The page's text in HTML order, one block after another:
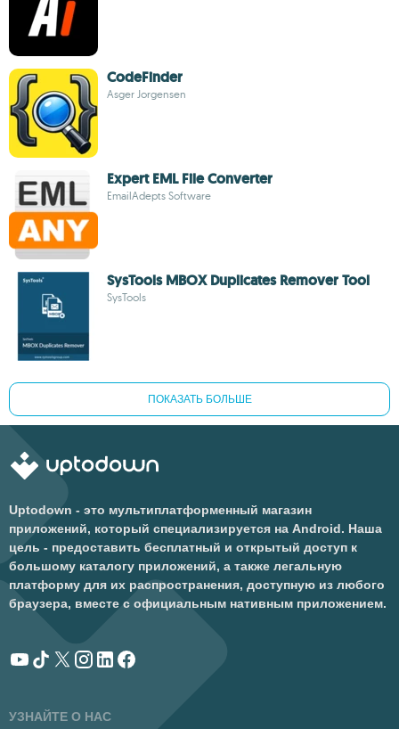
CodeFinder
Asger Jorgensen
Expert EML File Converter
EmailAdepts Software
SysTools MBOX Duplicates Remover Tool
SysTools
ПОКАЗАТЬ БОЛЬШЕ
Uptodown - это мультиплатформенный магазин
приложений, который специализируется на Android. Наша
цель - предоставить бесплатный и открытый доступ к
большому каталогу приложений, а также легальную
платформу для их распространения, доступную из любого
браузера, вместе с официальным нативным приложением.
УЗНАЙТЕ О НАС